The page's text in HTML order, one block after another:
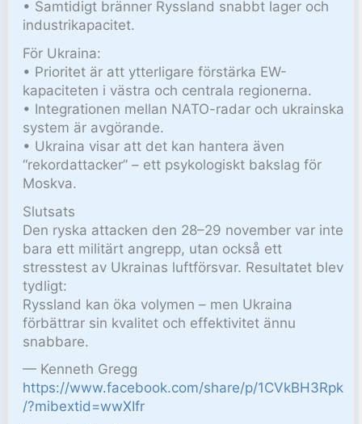
• Samtidigt bränner Ryssland snabbt lager och
industrikapacitet.
För Ukraina:
• Prioritet är att ytterligare förstärka EW-
kapaciteten i västra och centrala regionerna.
• Integrationen mellan NATO-radar och ukrainska
system är avgörande.
• Ukraina visar att det kan hantera även
“rekordattacker” – ett psykologiskt bakslag för
Moskva.
Slutsats
Den ryska attacken den 28–29 november var inte
bara ett militärt angrepp, utan också ett
stresstest av Ukrainas luftförsvar. Resultatet blev
tydligt:
Ryssland kan öka volymen – men Ukraina
förbättrar sin kvalitet och effektivitet ännu
snabbare.
— Kenneth Gregg
https://www.facebook.com/share/p/1CVkBH3Rpk
/?mibextid=wwXIfr